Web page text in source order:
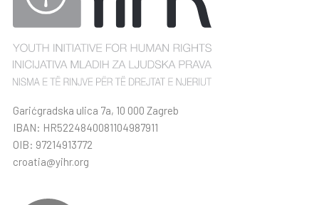
Garićgradska ulica 7a, 10 000 Zagreb
IBAN: HR5224840081104987911
OIB: 97214913772
croatia@yihr.org